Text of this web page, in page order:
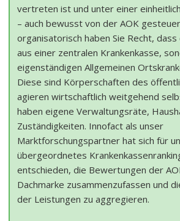
vertreten ist und unter einer
– auch bewusst von der AOK
organisatorisch haben Sie Recht,
aus einer zentralen Krankenkasse,
eigenständigen Allgemeinen
Diese sind Körperschaften des
agieren wirtschaftlich weitgehend
haben eigene Verwaltungsräte,
Zuständigkeiten. Innofact als unser
Marktforschungspartner hat sich für
übergeordnetes
entschieden, die Bewertungen der
Dachmarke zusammenzufassen und
der Leistungen zu aggregieren.